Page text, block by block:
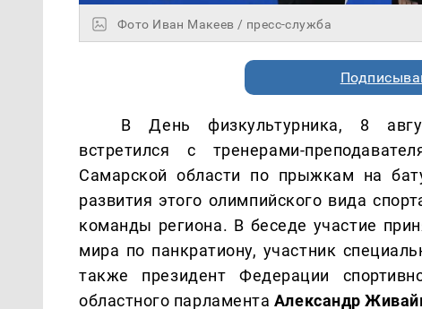
Фото Иван Макеев / пресс-служба
В День физкультурника, 8
встретился с тренерами-
Самарской области по прыжкам на
развития этого олимпийского вида
команды региона. В беседе участие
мира по панкратиону, участник
также президент Федерации
областного парламента Александр